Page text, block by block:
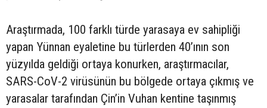
Araştırmada, 100 farklı türde yarasaya ev sahipliği
yapan Yünnan eyaletine bu türlerden 40’ının son
yüzyılda geldiği ortaya konurken, araştırmacılar,
SARS-CoV-2 virüsünün bu bölgede ortaya çıkmış ve
yarasalar tarafından Çin’in Vuhan kentine taşınmış